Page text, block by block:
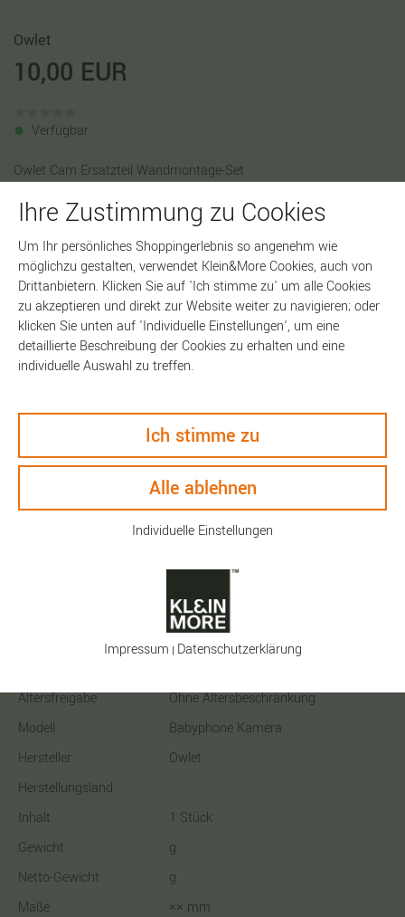
Owlet
10,00 EUR
Verfügbar
Owlet Cam Ersatzteil Wandmontage-Set
In den Warenkorb
Artikelnummer:19237
Keyfacts
19889
Altersfreigabe
Ohne Altersbeschränkung
Modell
Babyphone Kamera
Hersteller
Owlet
Herstellungsland
Inhalt
1 Stück
Gewicht
g
Netto-Gewicht
g
Maße
×× mm
Ihre Zustimmung zu Cookies
Um Ihr persönliches Shoppingerlebnis so angenehm wie
möglichzu gestalten, verwendet Klein&More Cookies, auch von
Drittanbietern. Klicken Sie auf 'Ich stimme zu' um alle Cookies
zu akzeptieren und direkt zur Website weiter zu navigieren; oder
klicken Sie unten auf 'Individuelle Einstellungen', um eine
detaillierte Beschreibung der Cookies zu erhalten und eine
individuelle Auswahl zu treffen.
Ich stimme zu
Alle ablehnen
Individuelle Einstellungen
Impressum | Daten­schutz­erklärung